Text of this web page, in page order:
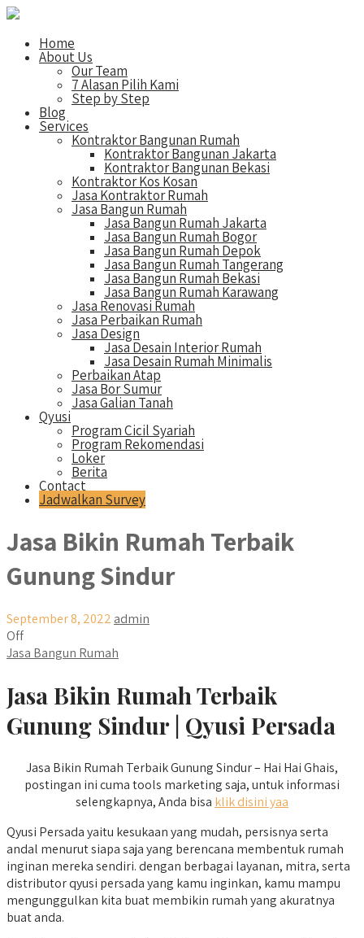
Home
About Us
Our Team
7 Alasan Pilih Kami
Step by Step
Blog
Services
Kontraktor Bangunan Rumah
Kontraktor Bangunan Jakarta
Kontraktor Bangunan Bekasi
Kontraktor Kos Kosan
Jasa Kontraktor Rumah
Jasa Bangun Rumah
Jasa Bangun Rumah Jakarta
Jasa Bangun Rumah Bogor
Jasa Bangun Rumah Depok
Jasa Bangun Rumah Tangerang
Jasa Bangun Rumah Bekasi
Jasa Bangun Rumah Karawang
Jasa Renovasi Rumah
Jasa Perbaikan Rumah
Jasa Design
Jasa Desain Interior Rumah
Jasa Desain Rumah Minimalis
Perbaikan Atap
Jasa Bor Sumur
Jasa Galian Tanah
Qyusi
Program Cicil Syariah
Program Rekomendasi
Loker
Berita
Contact
Jadwalkan Survey
Jasa Bikin Rumah Terbaik
Gunung Sindur
September 8, 2022 admin
Off
Jasa Bangun Rumah
Jasa Bikin Rumah Terbaik
Gunung Sindur | Qyusi Persada
Jasa Bikin Rumah Terbaik Gunung Sindur – Hai Hai Ghais,
postingan ini cuma tools marketing saja, untuk informasi
selengkapnya, Anda bisa klik disini yaa
Qyusi Persada yaitu kesukaan yang mudah, persisnya serta
andal menurut siapa saja yang berencana membentuk rumah
inginan mereka sendiri. dengan berbagai layanan, mitra, serta
distributor qyusi persada yang kamu inginkan, kamu mampu
mengunggulkan kita buat membikin rumah yang akuratnya
buat anda.